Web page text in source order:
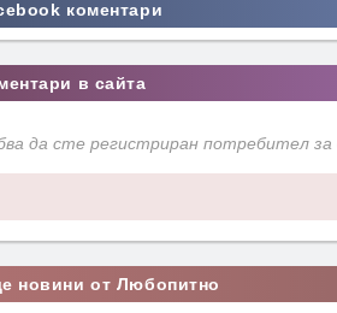
коментари
в сайта
да сте регистриран потребител
новини от Любопитно